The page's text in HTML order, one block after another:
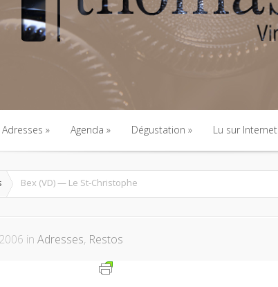
Adresses
Adresses
Agenda
Agenda
Dégustation
Dégustation
Lu sur Internet
Lu sur Internet
Bex (VD) — Le St-Christophe
in Adresses, Restos